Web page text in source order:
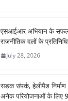
एसआईआर अभियान के
राजनीतिक दलों के
July 28, 2026
सड़क संपर्क, हेलीपैड
अनेक परियोजनाओं के लिए